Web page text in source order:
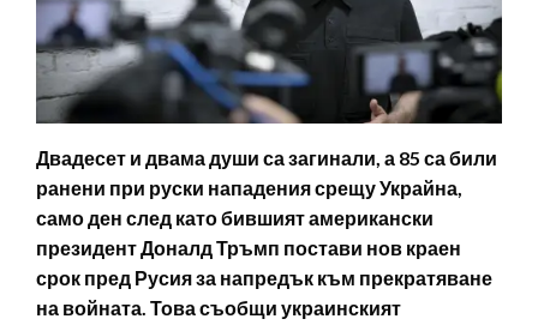
Двадесет и двама души са загинали, а 85 са били
ранени при руски нападения срещу Украйна,
само ден след като бившият американски
президент Доналд Тръмп постави нов краен
срок пред Русия за напредък към прекратяване
на войната. Това съобщи украинският